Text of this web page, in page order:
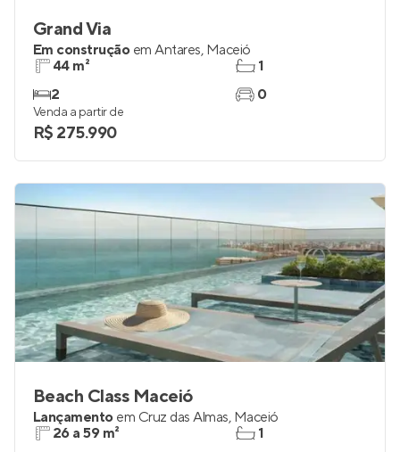
Grand Via
Em construção em Antares, Maceió
44 m²
2
1
0
Venda a partir de
R$ 275.990
Beach Class Maceió
Lançamento em Cruz das Almas, Maceió
26 a 59 m²
1